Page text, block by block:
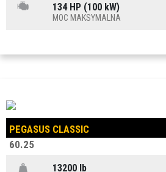
134 HP (100 kW)
MOC MAKSYMALNA
PEGASUS CLASSIC
60.25
13200 lb